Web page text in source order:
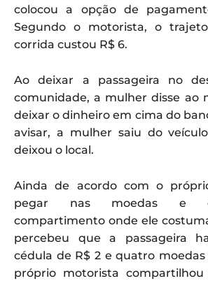
colocou a opção de
Segundo o motorista, o
corrida custou R$ 6.
Ao deixar a passageira no
comunidade, a mulher disse ao
deixar o dinheiro em cima do
avisar, a mulher saiu do
deixou o local.
Ainda de acordo com o
pegar nas moedas e
compartimento onde ele
percebeu que a passageira
cédula de R$ 2 e quatro
próprio motorista